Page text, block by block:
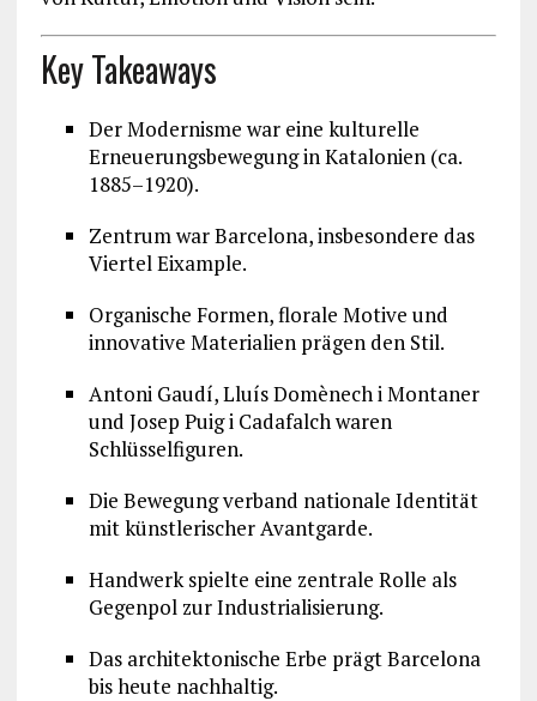
Key Takeaways
Der Modernisme war eine kulturelle
Erneuerungsbewegung in Katalonien (ca.
1885–1920).
Zentrum war Barcelona, insbesondere das
Viertel Eixample.
Organische Formen, florale Motive und
innovative Materialien prägen den Stil.
Antoni Gaudí, Lluís Domènech i Montaner
und Josep Puig i Cadafalch waren
Schlüsselfiguren.
Die Bewegung verband nationale Identität
mit künstlerischer Avantgarde.
Handwerk spielte eine zentrale Rolle als
Gegenpol zur Industrialisierung.
Das architektonische Erbe prägt Barcelona
bis heute nachhaltig.